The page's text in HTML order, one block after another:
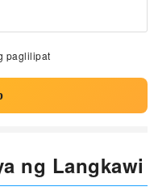
paglilipat
ng Langkawi